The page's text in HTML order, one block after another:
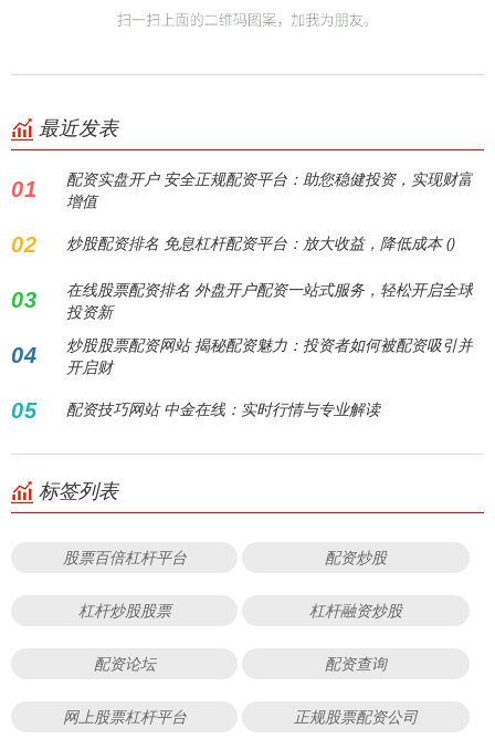
最近发表
01
配资实盘开户 安全正规配资平台：助您稳健投资，实现财富
增值
02 炒股配资排名 免息杠杆配资平台：放大收益，降低成本 ()
03
在线股票配资排名 外盘开户配资一站式服务，轻松开启全球
投资新
04
炒股股票配资网站 揭秘配资魅力：投资者如何被配资吸引并
开启财
05 配资技巧网站 中金在线：实时行情与专业解读
标签列表
股票百倍杠杆平台 配资炒股
杠杆炒股股票 杠杆融资炒股
配资论坛 配资查询
网上股票杠杆平台 正规股票配资公司